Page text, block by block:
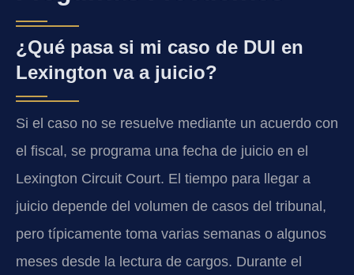
¿Qué pasa si mi caso de DUI en
Lexington va a juicio?
Si el caso no se resuelve mediante un acuerdo con
el fiscal, se programa una fecha de juicio en el
Lexington Circuit Court. El tiempo para llegar a
juicio depende del volumen de casos del tribunal,
pero típicamente toma varias semanas o algunos
meses desde la lectura de cargos. Durante el